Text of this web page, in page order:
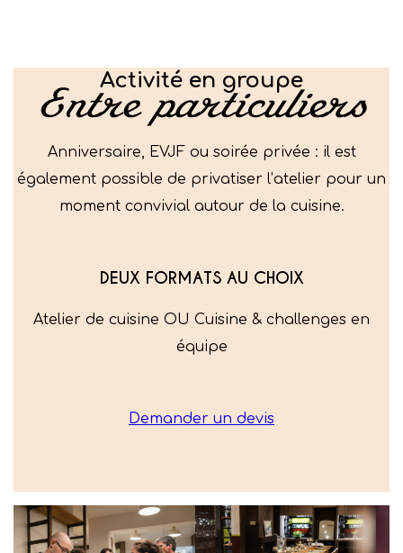
Activité en groupe
Entre particuliers
Anniversaire, EVJF ou soirée privée : il est
également possible de privatiser l’atelier pour un
moment convivial autour de la cuisine.
DEUX FORMATS AU CHOIX
Atelier de cuisine OU Cuisine & challenges en
équipe
Demander un devis
Slide 3 of 5